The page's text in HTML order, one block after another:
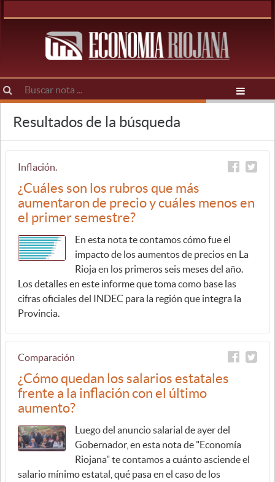
Resultados de la búsqueda
Inflación.
¿Cuáles son los rubros que más
aumentaron de precio y cuáles menos en
el primer semestre?
En esta nota te contamos cómo fue el
impacto de los aumentos de precios en La
Rioja en los primeros seis meses del año.
Los detalles en este informe que toma como base las
cifras oficiales del INDEC para la región que integra la
Provincia.
Comparación
¿Cómo quedan los salarios estatales
frente a la inflación con el último
aumento?
Luego del anuncio salarial de ayer del
Gobernador, en esta nota de "Economía
Riojana" te contamos a cuánto asciende el
salario mínimo estatal, qué pasa en el caso de los